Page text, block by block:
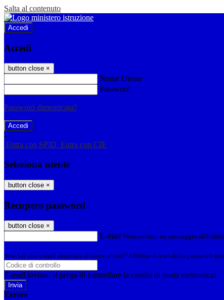
Salta al contenuto
Accedi
Accedi
button close ×
Nome Utente
Password
Password dimenticata?
-
Entra con SPID Entra con CIE
Seleziona utente
button close ×
Recupero password
button close ×
E-mail Verrà inviato un messaggio
Non hai una e-mail associata al nome utente? Effettua il reset della password
E-mail inviata, si prega di controllare la casella di posta elettronica!
Errore